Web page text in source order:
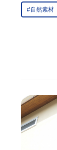
#自然素材